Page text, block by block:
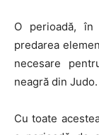
O perioadă,
predarea
necesare
neagră din Judo.
Cu toate